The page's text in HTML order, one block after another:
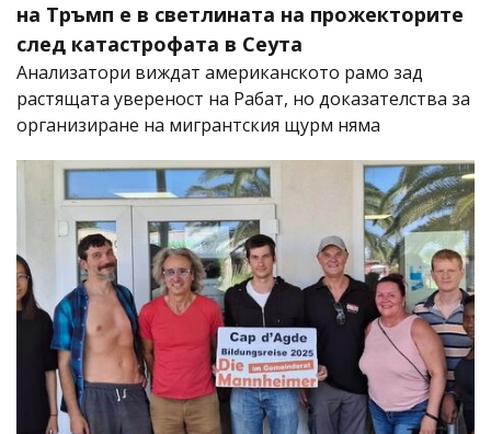
на Тръмп е в светлината на прожекторите
след катастрофата в Сеута
Анализатори виждат американското рамо зад
растящата увереност на Рабат, но доказателства за
организиране на мигрантския щурм няма